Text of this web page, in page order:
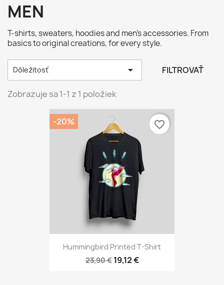
MEN
T-shirts, sweaters, hoodies and men's accessories. From
basics to original creations, for every style.
Dôležitosť  FILTROVAŤ
Zobrazuje sa 1-1 z 1 položiek
Hummingbird Printed T-Shirt
23,90 € 19,12 €
-20% favorite_border